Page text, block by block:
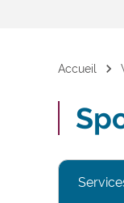
Accueil chevron_right